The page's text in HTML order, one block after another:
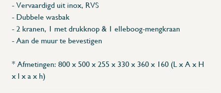
- Vervaardigd uit inox, RVS
- Dubbele wasbak
- 2 kranen, 1 met drukknop & 1 elleboog-mengkraan
- Aan de muur te bevestigen
* Afmetingen: 800 x 500 x 255 x 330 x 360 x 160 (L x A x H
x l x a x h)